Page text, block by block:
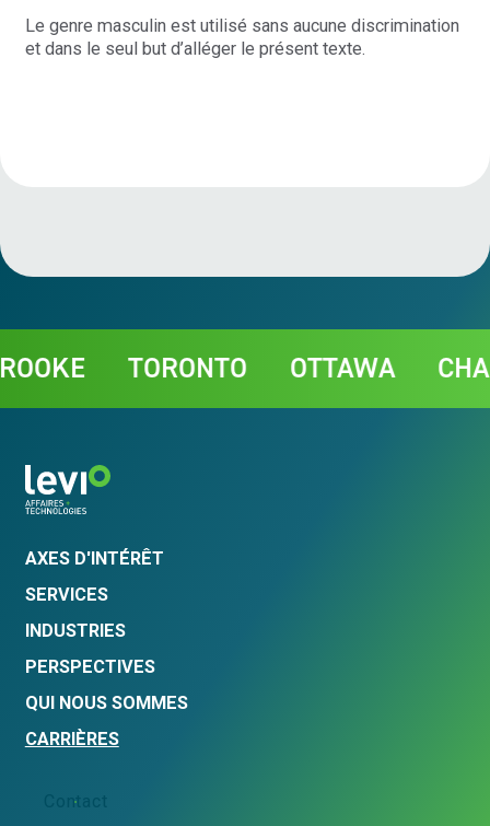
Le genre masculin est utilisé sans aucune discrimination
et dans le seul but d’alléger le présent texte.
TORONTO OTTAWA
AXES D'INTÉRÊT
SERVICES
INDUSTRIES
PERSPECTIVES
QUI NOUS SOMMES
CARRIÈRES
Contact